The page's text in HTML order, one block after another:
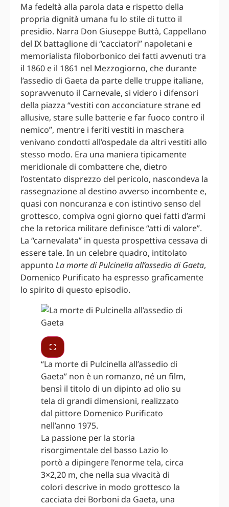
Ma fedeltà alla parola data e rispetto della
propria dignità umana fu lo stile di tutto il
presidio. Narra Don Giuseppe Buttà, Cappellano
del IX battaglione di “cacciatori” napoletani e
memorialista filoborbonico dei fatti avvenuti tra
il 1860 e il 1861 nel Mezzogiorno, che durante
l’assedio di Gaeta da parte delle truppe italiane,
sopravvenuto il Carnevale, si videro i difensori
della piazza “vestiti con acconciature strane ed
allusive, stare sulle batterie e far fuoco contro il
nemico”, mentre i feriti vestiti in maschera
venivano condotti all’ospedale da altri vestiti allo
stesso modo. Era una maniera tipicamente
meridionale di combattere che, dietro
l’ostentato disprezzo del pericolo, nascondeva la
rassegnazione al destino avverso incombente e,
quasi con noncuranza e con istintivo senso del
grottesco, compiva ogni giorno quei fatti d’armi
che la retorica militare definisce “atti di valore”.
La “carnevalata” in questa prospettiva cessava di
essere tale. In un celebre quadro, intitolato
appunto La morte di Pulcinella all’assedio di Gaeta,
Domenico Purificato ha espresso graficamente
lo spirito di questo episodio.
“La morte di Pulcinella all’assedio di
Gaeta” non è un romanzo, né un film,
bensì il titolo di un dipinto ad olio su
tela di grandi dimensioni, realizzato
dal pittore Domenico Purificato
nell’anno 1975.
La passione per la storia
risorgimentale del basso Lazio lo
portò a dipingere l’enorme tela, circa
3×2,20 m, che nella sua vivacità di
colori descrive in modo grottesco la
cacciata dei Borboni da Gaeta, una